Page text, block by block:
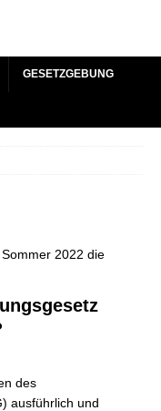
GESETZGEBUNG
des
ausführlich und